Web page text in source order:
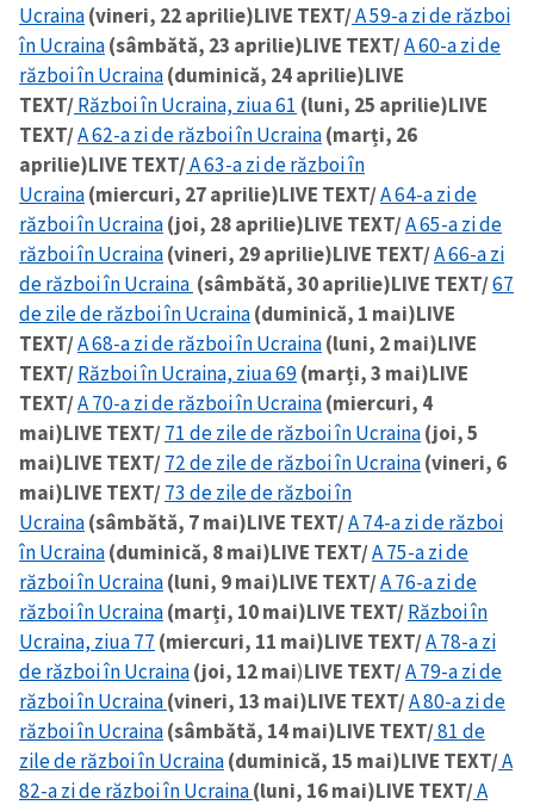
Ucraina(vineri, 22 aprilie)LIVE TEXT/A 59-a zi de război
în Ucraina(sâmbătă, 23 aprilie)LIVE TEXT/A 60-a zi de
război în Ucraina(duminică, 24 aprilie)LIVE
TEXT/Război în Ucraina, ziua 61 (luni, 25 aprilie)LIVE
TEXT/A 62-a zi de război în Ucraina(marți, 26
aprilie)LIVE TEXT/A 63-a zi de război în
Ucraina(miercuri, 27 aprilie)LIVE TEXT/A 64-a zi de
război în Ucraina(joi, 28 aprilie)LIVE TEXT/A 65-a zi de
război în Ucraina(vineri, 29 aprilie)LIVE TEXT/A 66-a zi
de război în Ucraina (sâmbătă, 30 aprilie)LIVE TEXT/67
de zile de război în Ucraina(duminică, 1 mai)LIVE
TEXT/A 68-a zi de război în Ucraina(luni, 2 mai)LIVE
TEXT/Război în Ucraina, ziua 69(marți, 3 mai)LIVE
TEXT/A 70-a zi de război în Ucraina(miercuri, 4
mai)LIVE TEXT/71 de zile de război în Ucraina(joi, 5
mai)LIVE TEXT/72 de zile de război în Ucraina(vineri, 6
mai)LIVE TEXT/73 de zile de război în
Ucraina(sâmbătă, 7 mai)LIVE TEXT/A 74-a zi de război
în Ucraina(duminică, 8 mai)LIVE TEXT/A 75-a zi de
război în Ucraina(luni, 9 mai)LIVE TEXT/A 76-a zi de
război în Ucraina(marți, 10 mai)LIVE TEXT/Război în
Ucraina, ziua 77 (miercuri, 11 mai)LIVE TEXT/A 78-a zi
de război în Ucraina(joi, 12 mai)LIVE TEXT/A 79-a zi de
război în Ucraina(vineri, 13 mai)LIVE TEXT/A 80-a zi de
război în Ucraina(sâmbătă, 14 mai)LIVE TEXT/81 de
zile de război în Ucraina(duminică, 15 mai)LIVE TEXT/A
82-a zi de război în Ucraina(luni, 16 mai)LIVE TEXT/A